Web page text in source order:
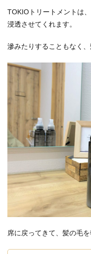
TOKIOトリートメントは
浸透させてくれます。
滲みたりすることもなく
席に戻ってきて、髪の毛